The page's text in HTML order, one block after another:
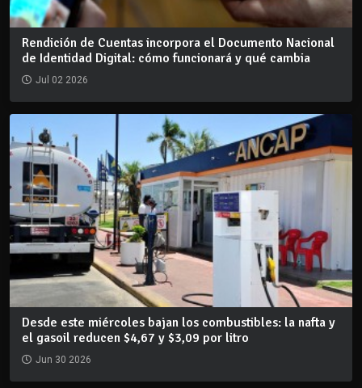
Rendición de Cuentas incorpora el Documento Nacional
de Identidad Digital: cómo funcionará y qué cambia
Jul 02 2026
Desde este miércoles bajan los combustibles: la nafta y
el gasoil reducen $4,67 y $3,09 por litro
Jun 30 2026